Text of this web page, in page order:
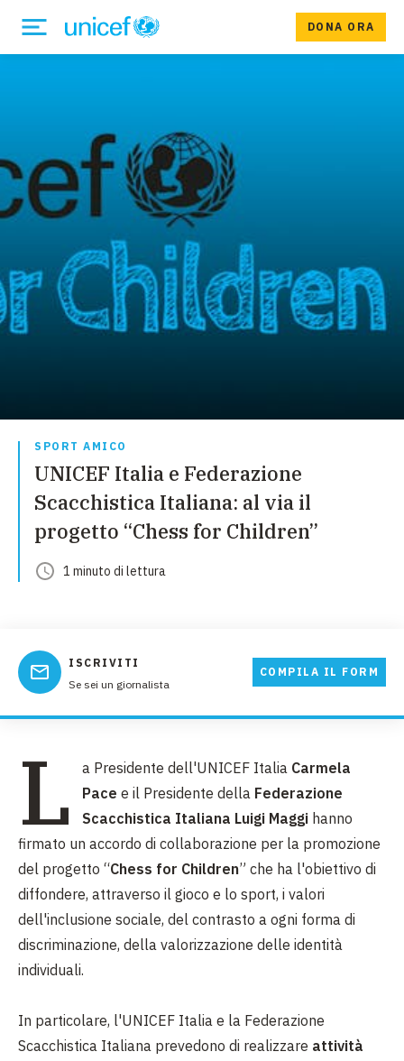
DONA ORA
SPORT AMICO
UNICEF Italia e Federazione
Scacchistica Italiana: al via il
progetto “Chess for Children”
1 minuto di lettura
ISCRIVITI
Se sei un giornalista
COMPILA IL FORM
L a Presidente dell'UNICEF Italia Carmela
Pace e il Presidente della Federazione
Scacchistica Italiana Luigi Maggi hanno
firmato un accordo di collaborazione per la promozione
del progetto “Chess for Children” che ha l'obiettivo di
diffondere, attraverso il gioco e lo sport, i valori
dell'inclusione sociale, del contrasto a ogni forma di
discriminazione, della valorizzazione delle identità
individuali.
In particolare, l'UNICEF Italia e la Federazione
Scacchistica Italiana prevedono di realizzare attività